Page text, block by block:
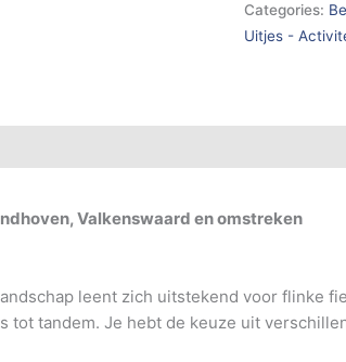
Categories:
Uitjes -
Valkenswaard en omstreken
leent zich uitstekend voor flinke
tot tandem. Je hebt de keuze uit